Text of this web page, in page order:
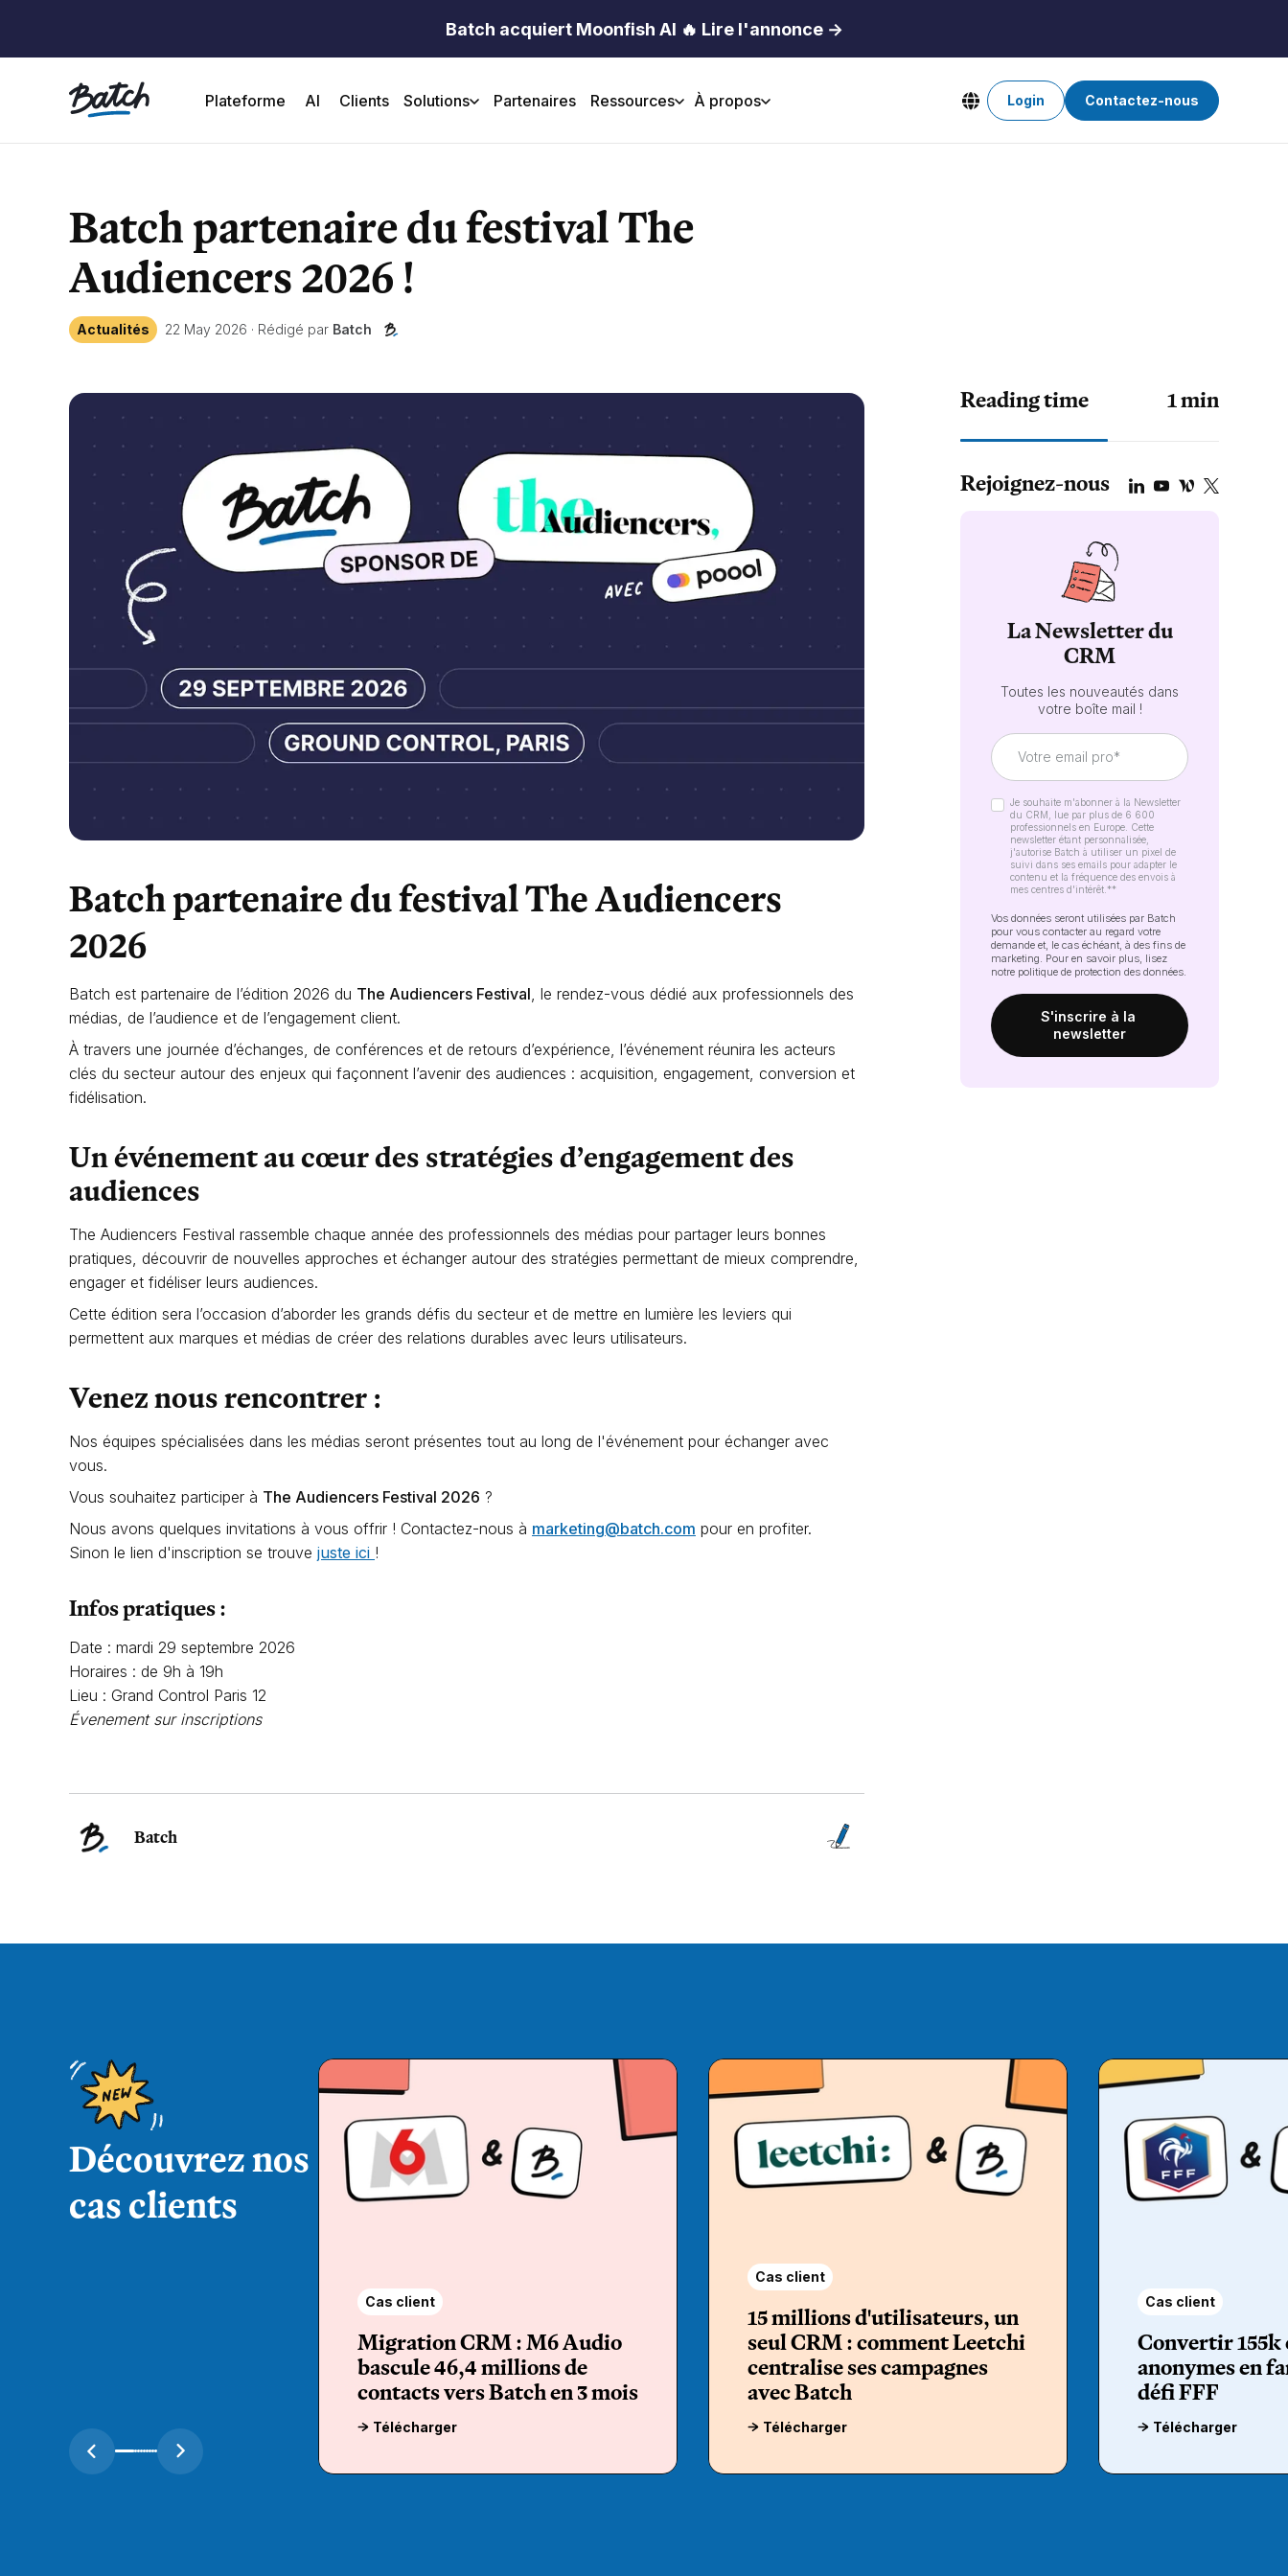
Batch acquiert Moonfish AI 🔥 Lire l'annonce →
Plateforme AI Clients Solutions Partenaires Ressources À propos Login Contactez-nous
Batch partenaire du festival The
Audiencers 2026 !
Actualités 22 May 2026 · Rédigé par Batch
Batch partenaire du festival The Audiencers
2026
Batch est partenaire de l’édition 2026 du The Audiencers Festival , le rendez-vous dédié aux professionnels des
médias, de l’audience et de l’engagement client.
À travers une journée d’échanges, de conférences et de retours d’expérience, l’événement réunira les acteurs
clés du secteur autour des enjeux qui façonnent l’avenir des audiences : acquisition, engagement, conversion et
fidélisation.
Un événement au cœur des stratégies d’engagement des
audiences
The Audiencers Festival rassemble chaque année des professionnels des médias pour partager leurs bonnes
pratiques, découvrir de nouvelles approches et échanger autour des stratégies permettant de mieux comprendre,
engager et fidéliser leurs audiences.
Cette édition sera l’occasion d’aborder les grands défis du secteur et de mettre en lumière les leviers qui
permettent aux marques et médias de créer des relations durables avec leurs utilisateurs.
Venez nous rencontrer :
Nos équipes spécialisées dans les médias seront présentes tout au long de l'événement pour échanger avec
vous.
Vous souhaitez participer à The Audiencers Festival 2026 ?
Nous avons quelques invitations à vous offrir ! Contactez-nous à marketing@batch.com pour en profiter.
Sinon le lien d'inscription se trouve juste ici !
Infos pratiques :
Date : mardi 29 septembre 2026
Horaires : de 9h à 19h
Lieu : Grand Control Paris 12
Évenement sur inscriptions
Batch
Reading time 1min
Rejoignez-nous
La Newsletter du
CRM
Toutes les nouveautés dans
votre boîte mail !
Je souhaite m'abonner à la Newsletter
du CRM, lue par plus de 6 600
professionnels en Europe. Cette
newsletter étant personnalisée,
j'autorise Batch à utiliser un pixel de
suivi dans ses emails pour adapter le
contenu et la fréquence des envois à
mes centres d'intérêt.**
Vos données seront utilisées par Batch
pour vous contacter au regard votre
demande et, le cas échéant, à des fins de
marketing. Pour en savoir plus, lisez
notre politique de protection des données.
Découvrez nos
cas clients
Cas client
Migration CRM : M6 Audio
bascule 46,4 millions de
contacts vers Batch en 3 mois
Télécharger
Cas client
15 millions d'utilisateurs, un
seul CRM : comment Leetchi
centralise ses campagnes
avec Batch
Télécharger
Cas client
Convertir
anonymes en
défi FFF
Télécharger